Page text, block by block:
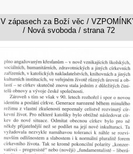
V zápasech za Boží věc /
/ Nová svoboda / strana 72